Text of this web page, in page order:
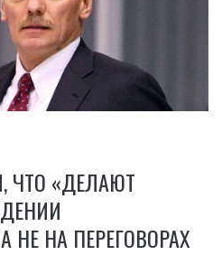
ЧТО «ДЕЛАЮТ
НЕ НА ПЕРЕГОВОРАХ